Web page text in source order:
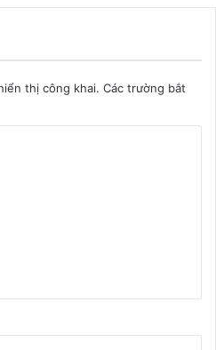
thị công khai. Các trường bắt